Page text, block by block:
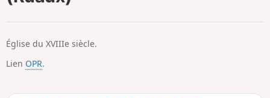
Église du XVIIIe siècle.
Lien OPR.